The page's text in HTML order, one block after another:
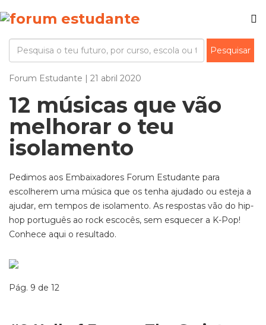
Forum Estudante | 21 abril 2020
12 músicas que vão
melhorar o teu
isolamento
Pedimos aos Embaixadores Forum Estudante para
escolherem uma música que os tenha ajudado ou esteja a
ajudar, em tempos de isolamento. As respostas vão do hip-
hop português ao rock escocês, sem esquecer a K-Pop!
Conhece aqui o resultado.
Pág. 9 de 12